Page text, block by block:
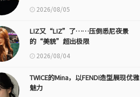
2026/08/05
LIZ又“LIZ”了……压倒悉尼夜景
的“美貌”超出极限
2026/08/04
TWICE的Mina，以FENDI造型展现优雅
魅力